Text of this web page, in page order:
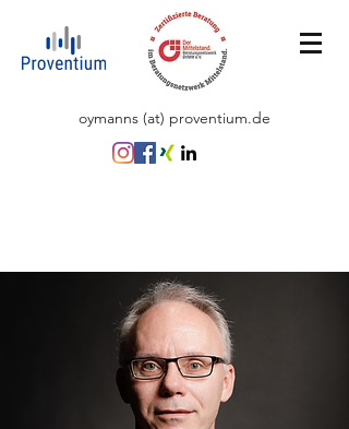
oymanns (at) proventium.de